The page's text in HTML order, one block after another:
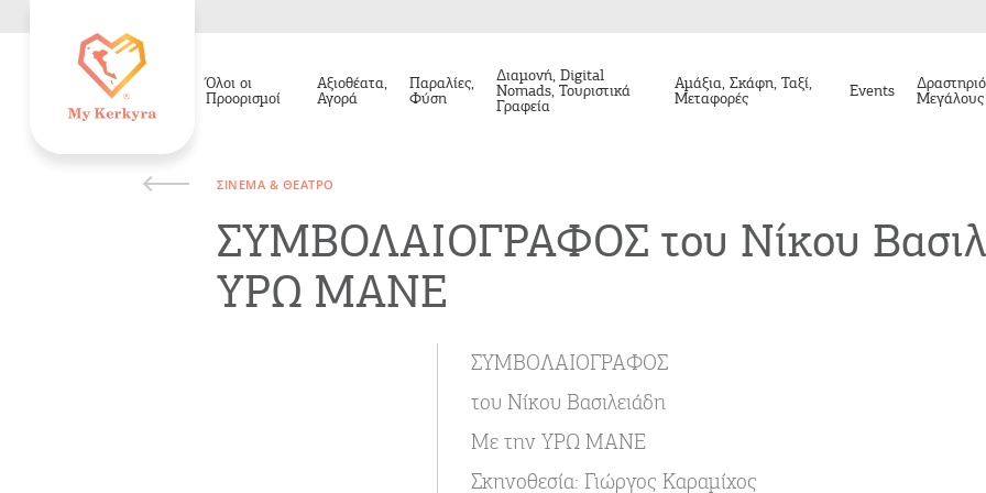
Όλοι οι
Προορισμοί
Αξιοθέατα,
Αγορά
Παραλίες,
Φύση
Διαμονή, Digital
Nomads, Τουριστικά
Γραφεία
Αμάξια, Σκάφη, Ταξί,
Μεταφορές Events
ΣΙΝΕΜΆ & ΘΈΑΤΡΟ
ΣΥΜΒΟΛΑΙΟΓΡΑΦΟΣ του Νίκου
ΥΡΩ ΜΑΝΕ
ΣΥΜΒΟΛΑΙΟΓΡΑΦΟΣ
του Νίκου Βασιλειάδη
Με την ΥΡΩ ΜΑΝΕ
Σκηνοθεσία: Γιώργος Καραμίχος